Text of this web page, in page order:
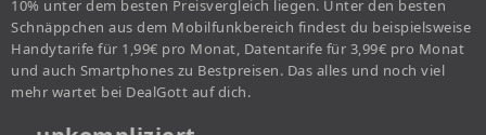
10% unter dem besten Preisvergleich liegen. Unter den besten
Schnäppchen aus dem Mobilfunkbereich findest du beispielsweise
Handytarife für 1,99€ pro Monat, Datentarife für 3,99€ pro Monat
und auch Smartphones zu Bestpreisen. Das alles und noch viel
mehr wartet bei DealGott auf dich.